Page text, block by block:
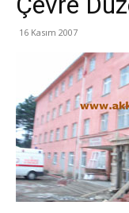
16 Kasım 2007